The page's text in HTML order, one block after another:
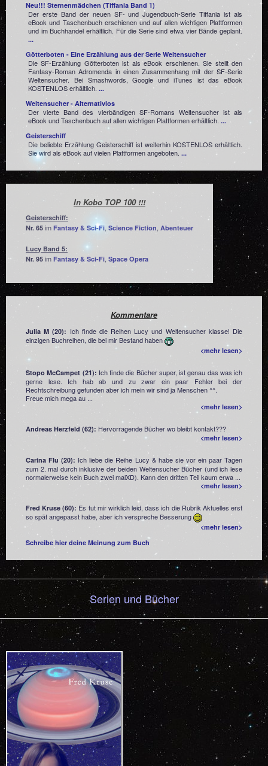
Neu!!! Sternenmädchen (Tiffania Band 1)
Der erste Band der neuen SF- und Jugendbuch-Serie Tiffania ist als
eBook und Taschenbuch erschienen und auf allen wichtigen Plattformen
und im Buchhandel erhältlich. Für die Serie sind etwa vier Bände geplant.
...
Götterboten - Eine Erzählung aus der Serie Weltensucher
Die SF-Erzählung Götterboten ist als eBook erschienen. Sie stellt den
Fantasy-Roman Adromenda in einen Zusammenhang mit der SF-Serie
Weltensucher. Bei Smashwords, Google und iTunes ist das eBook
KOSTENLOS erhältlich. ...
Weltensucher - Alternativlos
Der vierte Band des vierbändigen SF-Romans Weltensucher ist als
eBook und Taschenbuch auf allen wichtigen Plattformen erhältlich. ...
Geisterschiff
Die beliebte Erzählung Geisterschiff ist weiterhin KOSTENLOS erhältlich.
Sie wird als eBook auf vielen Plattformen angeboten. ...
In Kobo TOP 100 !!!
Geisterschiff:
Nr. 65 im Fantasy & Sci-Fi, Science Fiction, Abenteuer
Lucy Band 5:
Nr. 95 im Fantasy & Sci-Fi, Space Opera
Kommentare
Julia M (20): Ich finde die Reihen Lucy und Weltensucher klasse! Die
einzigen Buchreihen, die bei mir Bestand haben
<mehr lesen>
Stopo McCampet (21): Ich finde die Bücher super, ist genau das was ich
gerne lese. Ich hab ab und zu zwar ein paar Fehler bei der
Rechtschreibung gefunden aber ich mein wir sind ja Menschen ^^.
Freue mich mega au ...
<mehr lesen>
Andreas Herzfeld (62): Hervorragende Bücher wo bleibt kontakt???
<mehr lesen>
Carina Flu (20): Ich liebe die Reihe Lucy & habe sie vor ein paar Tagen
zum 2. mal durch inklusive der beiden Weltensucher Bücher (und ich lese
normalerweise kein Buch zwei malXD). Kann den dritten Teil kaum erwa ...
<mehr lesen>
Fred Kruse (60): Es tut mir wirklich leid, dass ich die Rubrik Aktuelles erst
so spät angepasst habe, aber ich verspreche Besserung
<mehr lesen>
Schreibe hier deine Meinung zum Buch
Serien und Bücher